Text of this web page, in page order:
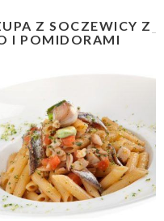
Z SOCZEWICY Z
I POMIDORAMI